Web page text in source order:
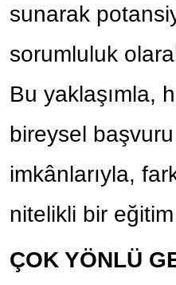
sunarak
sorumluluk
Bu yaklaşımla,
bireysel
imkânlarıyla,
nitelikli bir eğitim
ÇOK YÖNLÜ